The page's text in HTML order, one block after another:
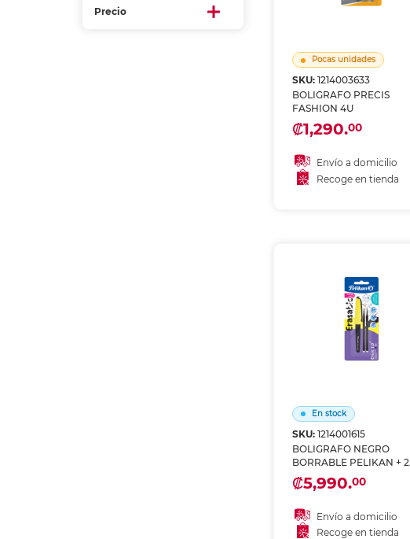
Ver más
Etiquetas inkjet y láser
Ver más
Precio
Pocas unidades
SKU: 1214003633
BOLIGRAFO PRECIS
FASHION 4U
₡1,290.00
Envío a domicilio
Recoge en tienda
En stock
SKU: 1214001615
BOLIGRAFO NEGRO
BORRABLE PELIKAN + 2
REPUESTOS
₡5,990.00
Envío a domicilio
Recoge en tienda